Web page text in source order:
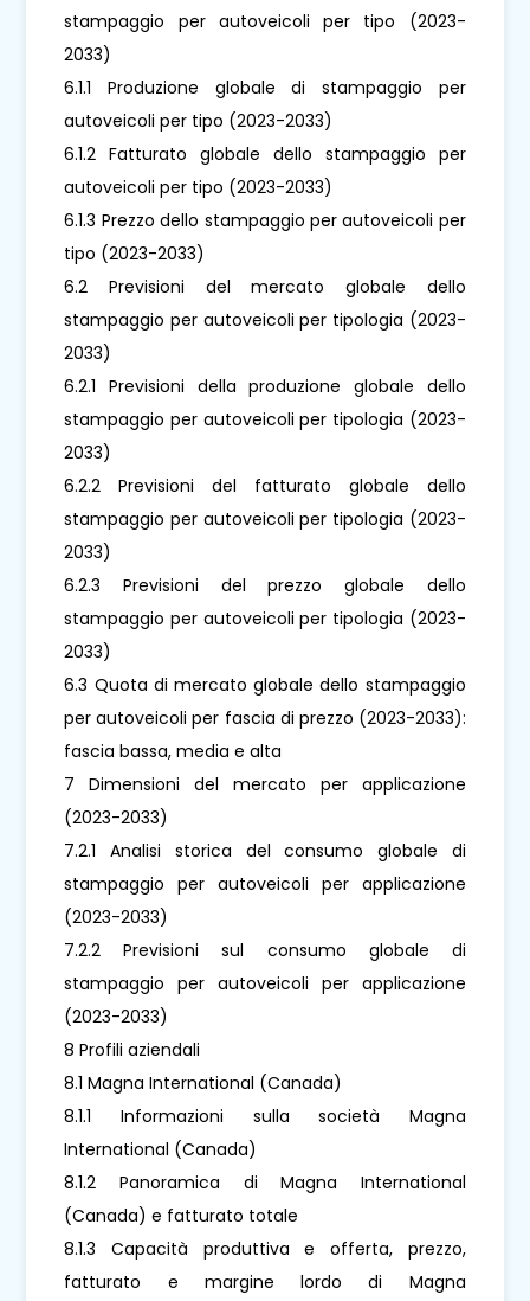
stampaggio per autoveicoli per tipo (2023-
2033)
6.1.1 Produzione globale di stampaggio per
autoveicoli per tipo (2023-2033)
6.1.2 Fatturato globale dello stampaggio per
autoveicoli per tipo (2023-2033)
6.1.3 Prezzo dello stampaggio per autoveicoli per
tipo (2023-2033)
6.2 Previsioni del mercato globale dello
stampaggio per autoveicoli per tipologia (2023-
2033)
6.2.1 Previsioni della produzione globale dello
stampaggio per autoveicoli per tipologia (2023-
2033)
6.2.2 Previsioni del fatturato globale dello
stampaggio per autoveicoli per tipologia (2023-
2033)
6.2.3 Previsioni del prezzo globale dello
stampaggio per autoveicoli per tipologia (2023-
2033)
6.3 Quota di mercato globale dello stampaggio
per autoveicoli per fascia di prezzo (2023-2033):
fascia bassa, media e alta
7 Dimensioni del mercato per applicazione
(2023-2033)
7.2.1 Analisi storica del consumo globale di
stampaggio per autoveicoli per applicazione
(2023-2033)
7.2.2 Previsioni sul consumo globale di
stampaggio per autoveicoli per applicazione
(2023-2033)
8 Profili aziendali
8.1 Magna International (Canada)
8.1.1 Informazioni sulla società Magna
International (Canada)
8.1.2 Panoramica di Magna International
(Canada) e fatturato totale
8.1.3 Capacità produttiva e offerta, prezzo,
fatturato e margine lordo di Magna